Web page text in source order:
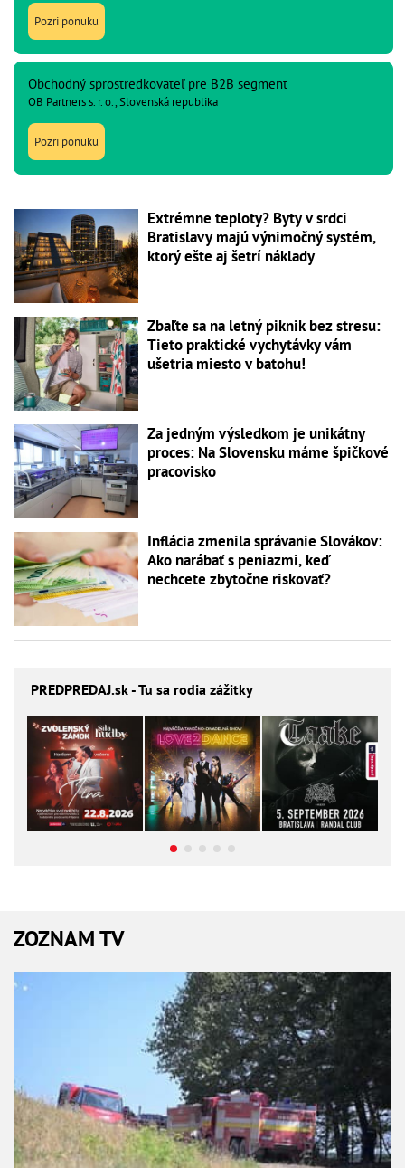
Pozri ponuku
Obchodný sprostredkovateľ pre B2B segment
OB Partners s. r. o., Slovenská republika
Pozri ponuku
Extrémne teploty? Byty v srdci
Bratislavy majú výnimočný systém,
ktorý ešte aj šetrí náklady
Zbaľte sa na letný piknik bez stresu:
Tieto praktické vychytávky vám
ušetria miesto v batohu!
Za jedným výsledkom je unikátny
proces: Na Slovensku máme špičkové
pracovisko
Inflácia zmenila správanie Slovákov:
Ako narábať s peniazmi, keď
nechcete zbytočne riskovať?
PREDPREDAJ.sk - Tu sa rodia zážitky
ZOZNAM TV